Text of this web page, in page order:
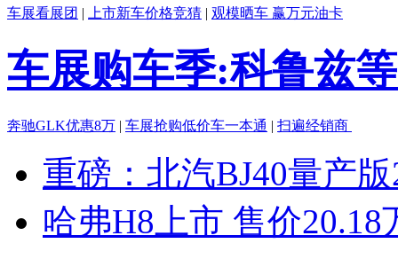
车展看展团 | 上市新车价格竞猜 | 观模晒车 赢万元油卡
车展购车季:科鲁兹
奔驰GLK优惠8万 | 车展抢购低价车一本通 | 扫遍经销商
重磅：北汽BJ40量产
哈弗H8上市 售价20.18